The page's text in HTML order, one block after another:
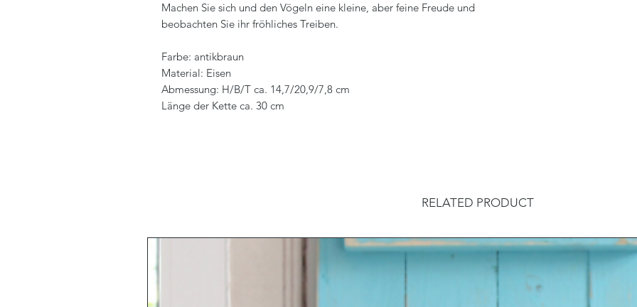
Machen Sie sich und den Vögeln eine kleine, aber feine Freude und
beobachten Sie ihr fröhliches Treiben.
Farbe: antikbraun
Material: Eisen
Abmessung: H/B/T ca. 14,7/20,9/7,8 cm
Länge der Kette ca. 30 cm
RELATED PRODUCT